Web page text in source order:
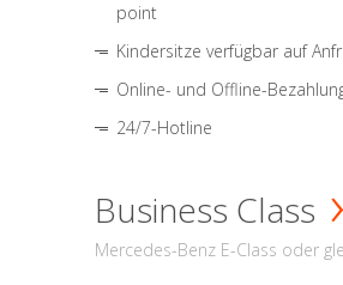
point
Kindersitze verfügbar auf
Online- und Offline-
24/7-Hotline
Business Class
Mercedes-Benz E-Class oder